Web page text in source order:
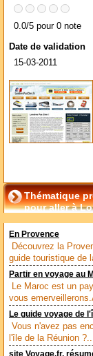
0.0/5 pour 0 note
Date de validation
15-03-2011
Thématique
pour aller à
En Provence
Découvrez la
guide touristique de
Partir en voyage au
Le Maroc est un
vous
Le guide voyage de
Vous n'avez pas
l'île de la Réunion
site Voyage.fr,